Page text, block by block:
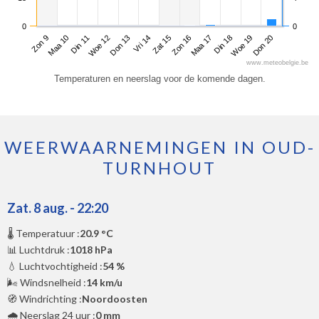
Zon 9Maa 10Din 11Woe 12Don 13Vri 14Zat 15Zon 16Maa 17Din 18Woe 19Don 20
0 0
www.meteobelgie.be
Temperaturen en neerslag voor de komende dagen.
WEERWAARNEMINGEN IN OUD-
TURNHOUT
Zat. 8 aug. - 22:20
🌡️ Temperatuur :20.9 °C
📊 Luchtdruk :1018 hPa
💧 Luchtvochtigheid :54 %
🌬️ Windsnelheid :14 km/u
🧭 Windrichting :Noordoosten
🌧️ Neerslag 24 uur :0 mm